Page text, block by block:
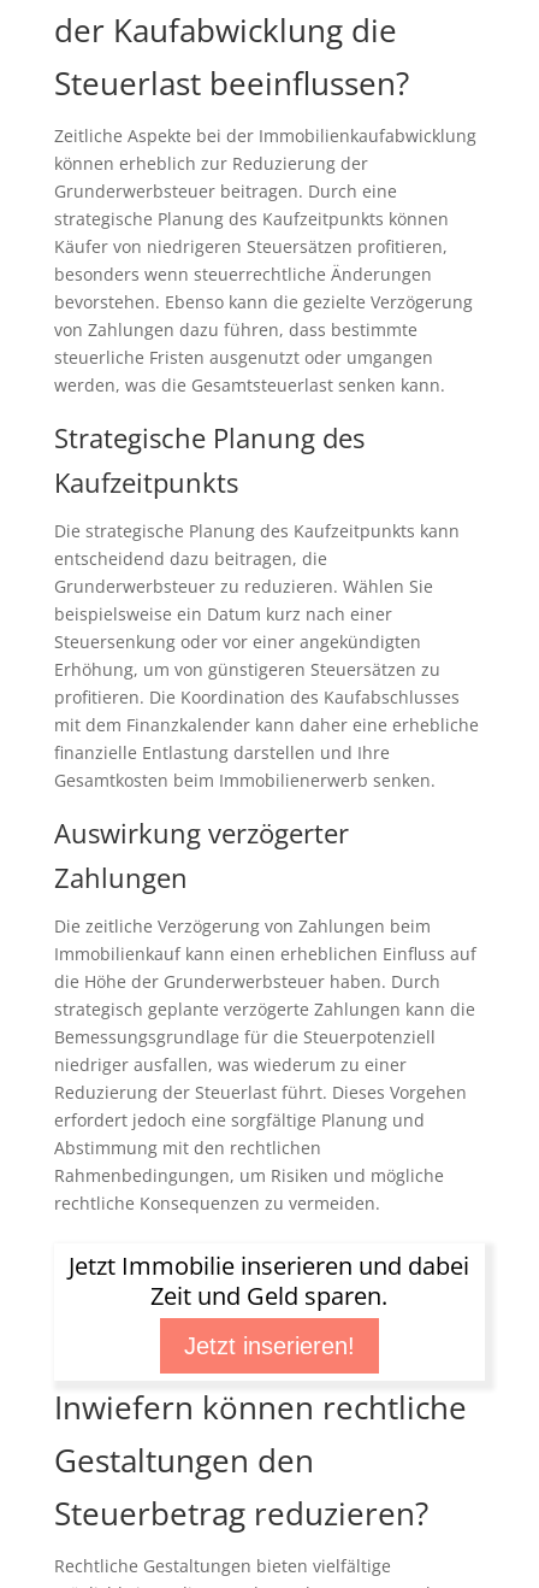
der Kaufabwicklung die
Steuerlast beeinflussen?
Zeitliche Aspekte bei der Immobilienkaufabwicklung
können erheblich zur Reduzierung der
Grunderwerbsteuer beitragen. Durch eine
strategische Planung des Kaufzeitpunkts können
Käufer von niedrigeren Steuersätzen profitieren,
besonders wenn steuerrechtliche Änderungen
bevorstehen. Ebenso kann die gezielte Verzögerung
von Zahlungen dazu führen, dass bestimmte
steuerliche Fristen ausgenutzt oder umgangen
werden, was die Gesamtsteuerlast senken kann.
Strategische Planung des
Kaufzeitpunkts
Die strategische Planung des Kaufzeitpunkts kann
entscheidend dazu beitragen, die
Grunderwerbsteuer zu reduzieren. Wählen Sie
beispielsweise ein Datum kurz nach einer
Steuersenkung oder vor einer angekündigten
Erhöhung, um von günstigeren Steuersätzen zu
profitieren. Die Koordination des Kaufabschlusses
mit dem Finanzkalender kann daher eine erhebliche
finanzielle Entlastung darstellen und Ihre
Gesamtkosten beim Immobilienerwerb senken.
Auswirkung verzögerter
Zahlungen
Die zeitliche Verzögerung von Zahlungen beim
Immobilienkauf kann einen erheblichen Einfluss auf
die Höhe der Grunderwerbsteuer haben. Durch
strategisch geplante verzögerte Zahlungen kann die
Bemessungsgrundlage für die Steuerpotenziell
niedriger ausfallen, was wiederum zu einer
Reduzierung der Steuerlast führt. Dieses Vorgehen
erfordert jedoch eine sorgfältige Planung und
Abstimmung mit den rechtlichen
Rahmenbedingungen, um Risiken und mögliche
rechtliche Konsequenzen zu vermeiden.
Jetzt Immobilie inserieren und dabei
Zeit und Geld sparen.
Jetzt inserieren!
Inwiefern können rechtliche
Gestaltungen den
Steuerbetrag reduzieren?
Rechtliche Gestaltungen bieten vielfältige